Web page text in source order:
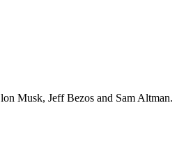
Musk, Jeff Bezos and Sam Altman.